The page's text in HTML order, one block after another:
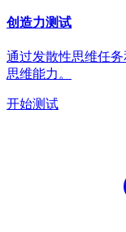
创造力测试
通过发散性思维任
思维能力。
开始测试